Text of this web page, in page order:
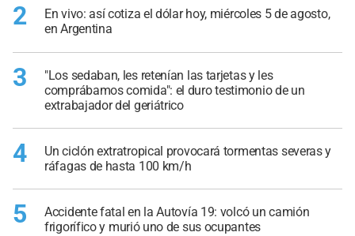
2
En vivo: así cotiza el dólar hoy, miércoles 5 de agosto,
en Argentina
3
"Los sedaban, les retenían las tarjetas y les
comprábamos comida": el duro testimonio de un
extrabajador del geriátrico
4
Un ciclón extratropical provocará tormentas severas y
ráfagas de hasta 100 km/h
5
Accidente fatal en la Autovía 19: volcó un camión
frigorífico y murió uno de sus ocupantes